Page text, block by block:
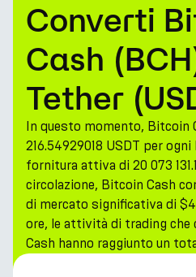
Mercati
Calcolatori
PARK Token
Risorse
Azienda
Converti
Cash
Tether
In questo momento, Bitcoin
216.54929018 USDT per
fornitura attiva di 20 073
circolazione, Bitcoin Cash
di mercato significativa di
ore, le attività di trading che
Cash hanno raggiunto un